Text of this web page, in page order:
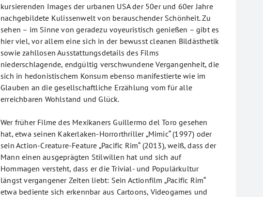
kursierenden Images der urbanen USA der 50er und 60er Jahre
nachgebildete Kulissenwelt von berauschender Schönheit. Zu
sehen – im Sinne von geradezu voyeuristisch genießen – gibt es
hier viel, vor allem eine sich in der bewusst cleanen Bildästhetik
sowie zahllosen Ausstattungsdetails des Films
niederschlagende, endgültig verschwundene Vergangenheit, die
sich in hedonistischem Konsum ebenso manifestierte wie im
Glauben an die gesellschaftliche Erzählung vom für alle
erreichbaren Wohlstand und Glück.
Wer früher Filme des Mexikaners Guillermo del Toro gesehen
hat, etwa seinen Kakerlaken-Horrorthriller „Mimic“ (1997) oder
sein Action-Creature-Feature „Pacific Rim“ (2013), weiß, dass der
Mann einen ausgeprägten Stilwillen hat und sich auf
Hommagen versteht, dass er die Trivial- und Populärkultur
längst vergangener Zeiten liebt: Sein Actionfilm „Pacific Rim“
etwa bediente sich erkennbar aus Cartoons, Videogames und